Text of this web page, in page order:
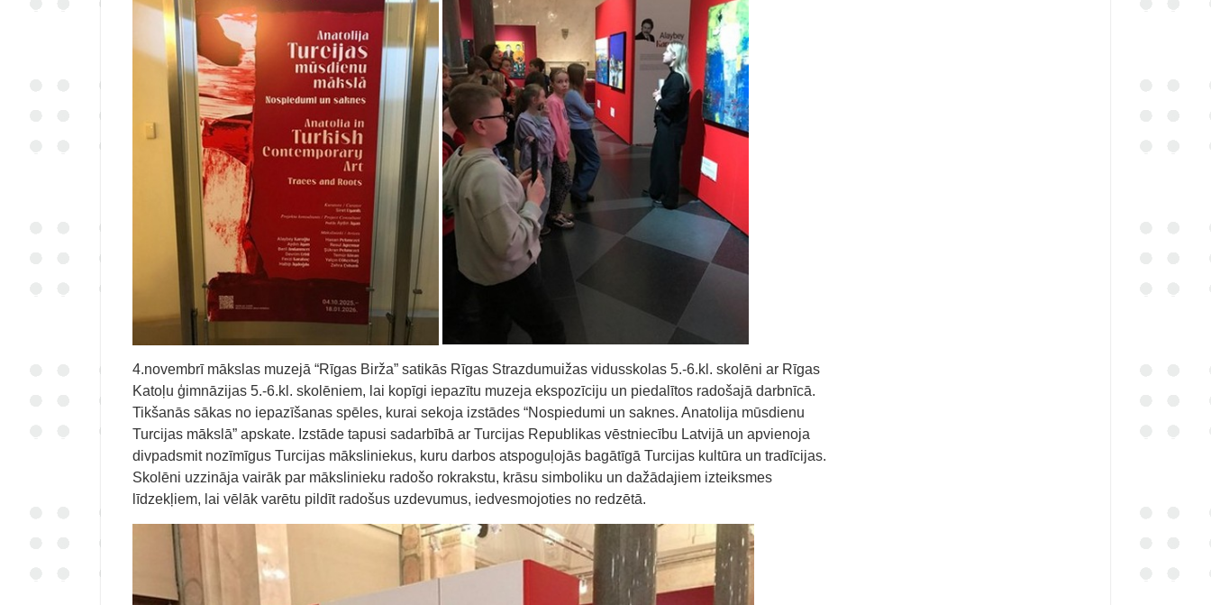
4.novembrī mākslas muzejā “Rīgas Birža” satikās Rīgas Strazdumuižas vidusskolas 5.-6.kl. skolēni ar Rīgas
Katoļu ģimnāzijas 5.-6.kl. skolēniem, lai kopīgi iepazītu muzeja ekspozīciju un piedalītos radošajā darbnīcā.
Tikšanās sākas no iepazīšanas spēles, kurai sekoja izstādes “Nospiedumi un saknes. Anatolija mūsdienu
Turcijas mākslā” apskate. Izstāde tapusi sadarbībā ar Turcijas Republikas vēstniecību Latvijā un apvienoja
divpadsmit nozīmīgus Turcijas māksliniekus, kuru darbos atspoguļojās bagātīgā Turcijas kultūra un tradīcijas.
Skolēni uzzināja vairāk par mākslinieku radošo rokrakstu, krāsu simboliku un dažādajiem izteiksmes
līdzekļiem, lai vēlāk varētu pildīt radošus uzdevumus, iedvesmojoties no redzētā.